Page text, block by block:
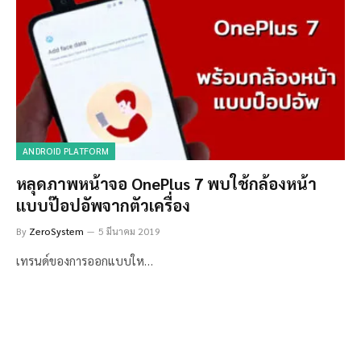
ANDROID PLATFORM
หลุดภาพหน้าจอ OnePlus 7 พบใช้กล้องหน้า
แบบป๊อปอัพจากตัวเครื่อง
By ZeroSystem 5 มีนาคม 2019
เทรนด์ของการออกแบบให…